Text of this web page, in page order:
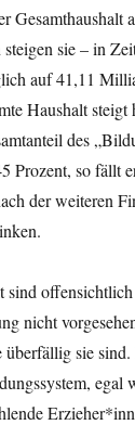
Gesamthaushalt
sie – in
auf 41,11
Haushalt
des
Prozent, so fällt
der weiteren
sind
nicht
sie sind.
egal